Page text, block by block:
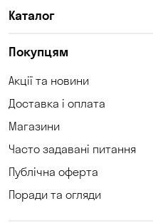
Каталог
Покупцям
Акції та новини
Доставка і оплата
Магазини
Часто задавані питання
Публічна оферта
Поради та огляди